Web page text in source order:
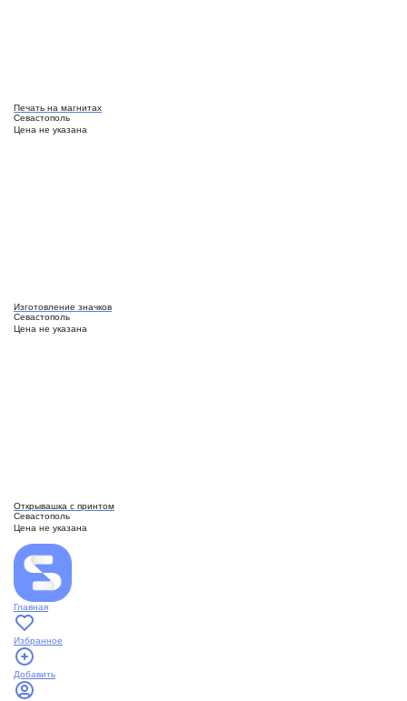
Печать на магнитах
Севастополь
Цена не указана
Изготовление значков
Севастополь
Цена не указана
Открывашка с принтом
Севастополь
Цена не указана
Главная
Избранное
Добавить